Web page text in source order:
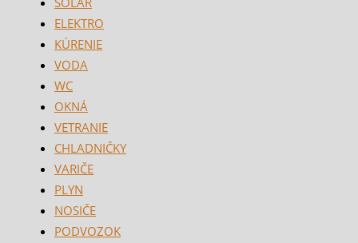
ELEKTRO
KÚRENIE
VODA
WC
OKNÁ
VETRANIE
CHLADNIČKY
VARIČE
PLYN
NOSIČE
PODVOZOK